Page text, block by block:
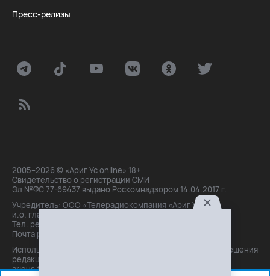
Пресс-релизы
2005–2026 © «Ариг Ус online» 18+
Свидетельство о регистрации СМИ
Эл №ФС 77-69437 выдано Роскомнадзором 14.04.2017 г.
Учредитель: ООО «Телерадиокомпания «Ариг Ус»,
и.о. главного редактора: Маханова О.Б.
Тел. peдakции: +7(3012)21-30-14,
Почта peдakции: editor@arigus.tv
Использование материалов только с письменного разрешения
редакции. При цитировании прямая активная ссылка на
arigus.tv обязательна.